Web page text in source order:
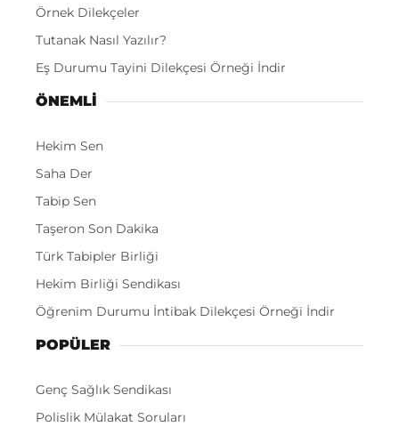
Örnek Dilekçeler
Tutanak Nasıl Yazılır?
Eş Durumu Tayini Dilekçesi Örneği İndir
ÖNEMLI
Hekim Sen
Saha Der
Tabip Sen
Taşeron Son Dakika
Türk Tabipler Birliği
Hekim Birliği Sendikası
Öğrenim Durumu İntibak Dilekçesi Örneği İndir
POPÜLER
Genç Sağlık Sendikası
Polislik Mülakat Soruları